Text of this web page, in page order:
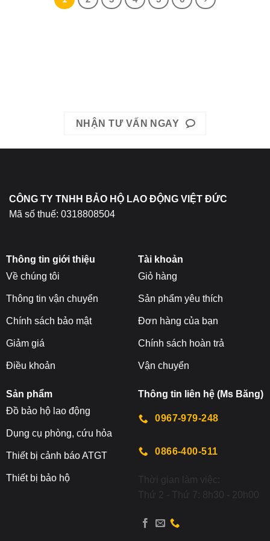
NHẬN TƯ VẤN NGAY
CÔNG TY TNHH BẢO HỘ LAO ĐỘNG VIỆT ĐỨC
Mã số thuế: 0318808504
Thông tin giới thiệu
Về chúng tôi
Thông tin vận chuyển
Chính sách bảo mật
Giảm giá
Điều khoản
Tài khoản
Giỏ hàng
Sản phẩm yêu thích
Đơn hàng của bạn
Chính sách hoàn trả
Vận chuyển
Sản phẩm
Đồ bảo hộ lao động
Dụng cụ phòng, cứu hỏa
Thiết bị cảnh báo ATGT
Thiết bị bảo hộ
Thông tin liên hệ (Ms Băng)
0967-979-248
0866-400-511
Thời gian làm việc:
Thứ 2 - Thứ 7: 8h30 - 20h00